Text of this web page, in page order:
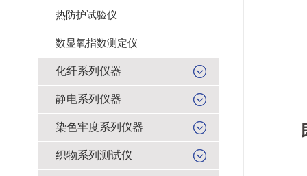
热防护试验仪
数显氧指数测定仪
化纤系列仪器
静电系列仪器
染色牢度系列仪器
织物系列测试仪